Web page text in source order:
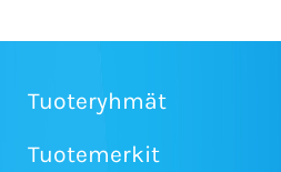
Tuoteryhmät
Tuotemerkit